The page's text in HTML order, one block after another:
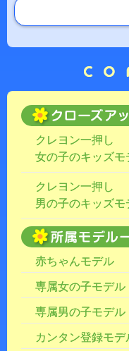
クレヨン一押し
女の子のキッズモ
クレヨン一押し
男の子のキッズモ
赤ちゃんモデル
専属女の子モデル
専属男の子モデル
カンタン登録モデ